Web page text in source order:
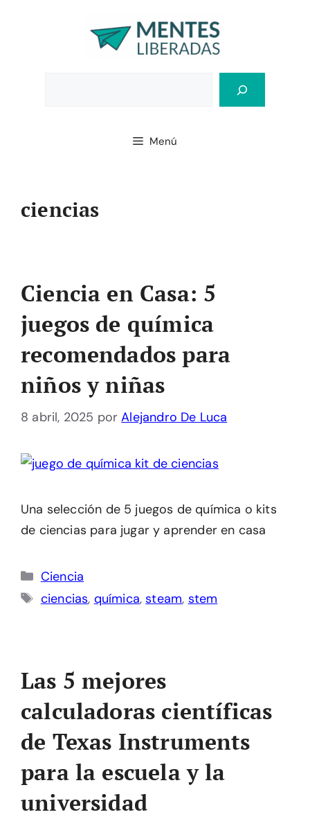
Menú
ciencias
Ciencia en Casa: 5
juegos de química
recomendados para
niños y niñas
8 abril, 2025 porAlejandro De Luca
Una selección de 5 juegos de química o kits
de ciencias para jugar y aprender en casa
Categorías
Ciencia
Etiquetas
ciencias, química,steam, stem
Las 5 mejores
calculadoras científicas
de Texas Instruments
para la escuela y la
universidad